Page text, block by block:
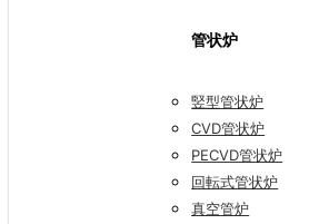
管状炉
竪型管状炉
CVD管状炉
PECVD管状炉
回転式管状炉
真空管炉